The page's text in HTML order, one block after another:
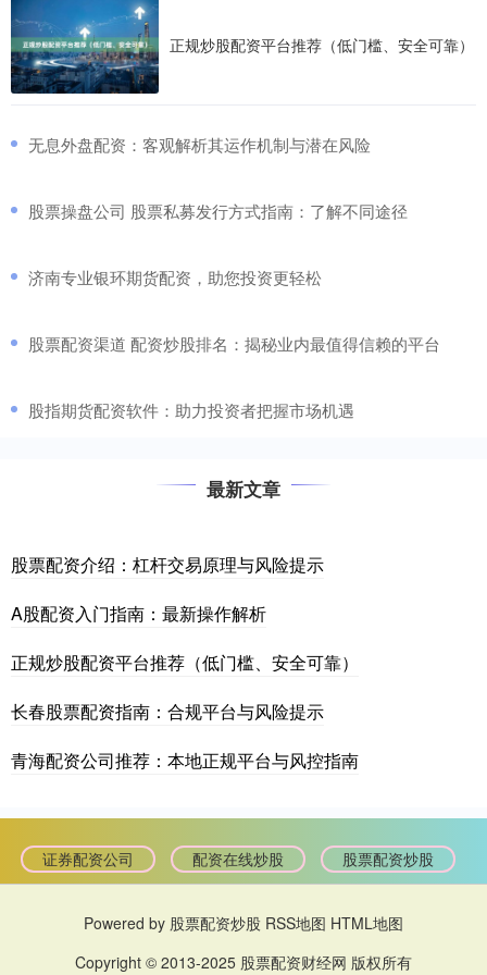
正规炒股配资平台推荐（低门槛、安全可靠）
​无息外盘配资：客观解析其运作机制与潜在风险
​股票操盘公司 股票私募发行方式指南：了解不同途径
​济南专业银环期货配资，助您投资更轻松
​股票配资渠道 配资炒股排名：揭秘业内最值得信赖的平台
​股指期货配资软件：助力投资者把握市场机遇
最新文章
股票配资介绍：杠杆交易原理与风险提示
A股配资入门指南：最新操作解析
正规炒股配资平台推荐（低门槛、安全可靠）
长春股票配资指南：合规平台与风险提示
青海配资公司推荐：本地正规平台与风控指南
证券配资公司 配资在线炒股 股票配资炒股
Powered by 股票配资炒股 RSS地图 HTML地图
Copyright © 2013-2025 股票配资财经网 版权所有